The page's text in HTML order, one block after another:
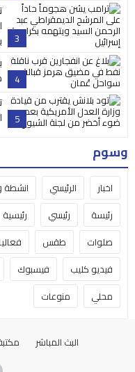
3
4
5
وسوم
اخبار الرئيسي انشطة
رئيسة
رئيسي رئيسية
صلوات
طقس
فيديو كليب
فيسبوك
محلي
منوعات
البث المباشر